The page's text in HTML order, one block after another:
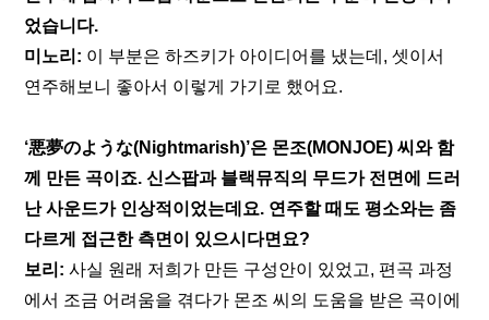
었습니다.
미노리: 이 부분은 하즈키가 아이디어를 냈는데, 셋이서
연주해보니 좋아서 이렇게 가기로 했어요.
‘悪夢のような(Nightmarish)’은 몬조(MONJOE) 씨와 함
께 만든 곡이죠. 신스팝과 블랙뮤직의 무드가 전면에 드러
난 사운드가 인상적이었는데요. 연주할 때도 평소와는 좀
다르게 접근한 측면이 있으시다면요?
보리: 사실 원래 저희가 만든 구성안이 있었고, 편곡 과정
에서 조금 어려움을 겪다가 몬조 씨의 도움을 받은 곡이에